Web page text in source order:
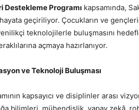
Destekleme Programı kapsamında,
geçiriliyor. Çocukların ve
teknolojilerle buluşmasını
açmaya hazırlanıyor.
ve Teknoloji Buluşması
kapsayıcı ve disiplinler arası